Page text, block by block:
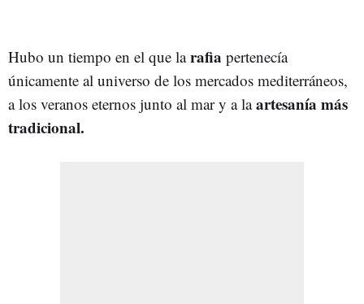
Hubo un tiempo en el que larafia pertenecía
únicamente al universo de los mercados mediterráneos,
a los veranos eternos junto al mar y a laartesanía más
tradicional.